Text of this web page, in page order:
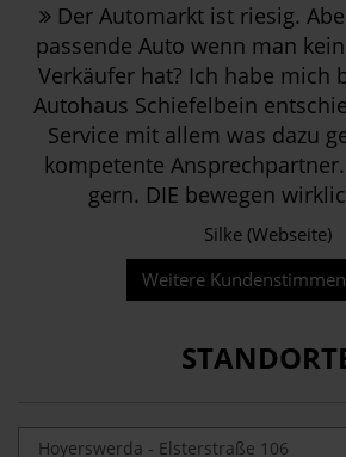
Der Automarkt ist riesig.
passende Auto wenn man
Verkäufer hat? Ich habe mich
Autohaus Schiefelbein
Service mit allem was dazu
kompetente
gern. DIE bewegen
Silke (Webseite)
Weitere